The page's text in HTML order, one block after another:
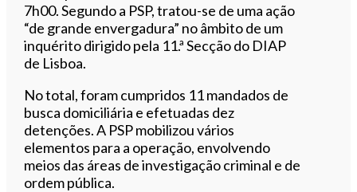
7h00. Segundo a PSP, tratou-se de uma ação
“de grande envergadura” no âmbito de um
inquérito dirigido pela 11.ª Secção do DIAP
de Lisboa.
No total, foram cumpridos 11 mandados de
busca domiciliária e efetuadas dez
detenções. A PSP mobilizou vários
elementos para a operação, envolvendo
meios das áreas de investigação criminal e de
ordem pública.